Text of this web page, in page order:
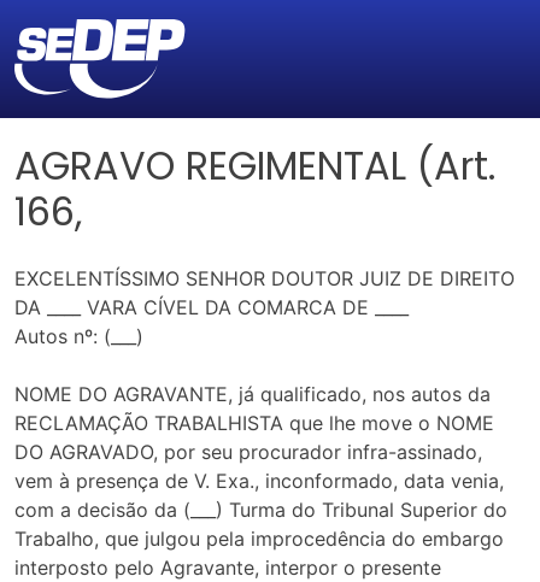
AGRAVO REGIMENTAL (Art.
166,
EXCELENTÍSSIMO SENHOR DOUTOR JUIZ DE DIREITO
DA ____ VARA CÍVEL DA COMARCA DE ____
Autos nº: (___)
NOME DO AGRAVANTE, já qualificado, nos autos da
RECLAMAÇÃO TRABALHISTA que lhe move o NOME
DO AGRAVADO, por seu procurador infra-assinado,
vem à presença de V. Exa., inconformado, data venia,
com a decisão da (___) Turma do Tribunal Superior do
Trabalho, que julgou pela improcedência do embargo
interposto pelo Agravante, interpor o presente